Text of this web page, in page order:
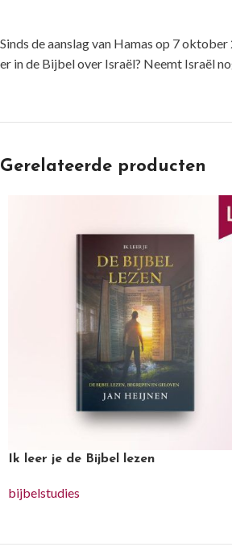
Sinds de aanslag van Hamas op 7
er in de Bijbel over Israël? Neemt Israël
Gerelateerde producten
Ik leer je de Bijbel lezen
bijbelstudies